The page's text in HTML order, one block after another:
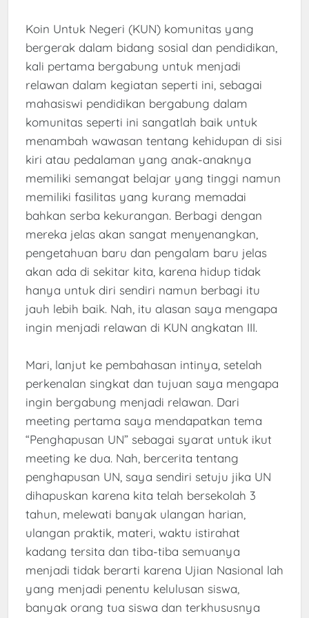
Koin Untuk Negeri (KUN) komunitas yang
bergerak dalam bidang sosial dan pendidikan,
kali pertama bergabung untuk menjadi
relawan dalam kegiatan seperti ini, sebagai
mahasiswi pendidikan bergabung dalam
komunitas seperti ini sangatlah baik untuk
menambah wawasan tentang kehidupan di sisi
kiri atau pedalaman yang anak-anaknya
memiliki semangat belajar yang tinggi namun
memiliki fasilitas yang kurang memadai
bahkan serba kekurangan. Berbagi dengan
mereka jelas akan sangat menyenangkan,
pengetahuan baru dan pengalam baru jelas
akan ada di sekitar kita, karena hidup tidak
hanya untuk diri sendiri namun berbagi itu
jauh lebih baik. Nah, itu alasan saya mengapa
ingin menjadi relawan di KUN angkatan III.
Mari, lanjut ke pembahasan intinya, setelah
perkenalan singkat dan tujuan saya mengapa
ingin bergabung menjadi relawan. Dari
meeting pertama saya mendapatkan tema
“Penghapusan UN” sebagai syarat untuk ikut
meeting ke dua. Nah, bercerita tentang
penghapusan UN, saya sendiri setuju jika UN
dihapuskan karena kita telah bersekolah 3
tahun, melewati banyak ulangan harian,
ulangan praktik, materi, waktu istirahat
kadang tersita dan tiba-tiba semuanya
menjadi tidak berarti karena Ujian Nasional lah
yang menjadi penentu kelulusan siswa,
banyak orang tua siswa dan terkhususnya